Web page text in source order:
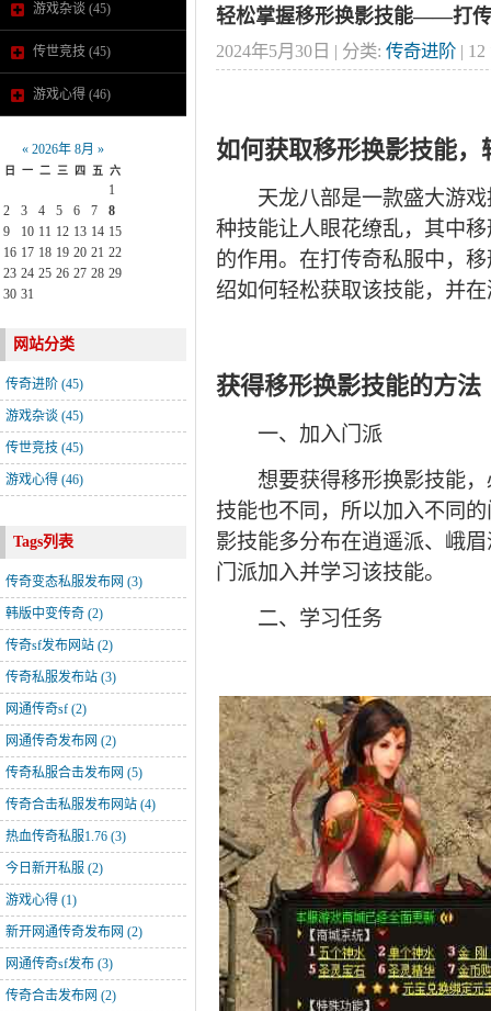
游戏杂谈 (45)
传世竞技 (45)
游戏心得 (46)
« 2026年 8月 »
日 一 二 三 四 五 六
1
2
3 4 5 6 7
8
9
10 11 12 13 14 15
16 17 18 19 20 21 22
23 24 25 26 27 28 29
30 31
网站分类
传奇进阶 (45)
游戏杂谈 (45)
传世竞技 (45)
游戏心得 (46)
Tags列表
传奇变态私服发布网 (3)
韩版中变传奇 (2)
传奇sf发布网站 (2)
传奇私服发布站 (3)
网通传奇sf (2)
网通传奇发布网 (2)
传奇私服合击发布网 (5)
传奇合击私服发布网站 (4)
热血传奇私服1.76 (3)
今日新开私服 (2)
游戏心得 (1)
新开网通传奇发布网 (2)
网通传奇sf发布 (3)
传奇合击发布网 (2)
轻松掌握移形换影技能——打
2024年5月30日 | 分类: 传奇进阶 | 12
如何获取移形换影技能，
天龙八部是一款盛大游戏
种技能让人眼花缭乱，其中
的作用。在打传奇私服中，
绍如何轻松获取该技能，并
获得移形换影技能的方法
一、加入门派
想要获得移形换影技能，
技能也不同，所以加入不同
影技能多分布在逍遥派、峨
门派加入并学习该技能。
二、学习任务